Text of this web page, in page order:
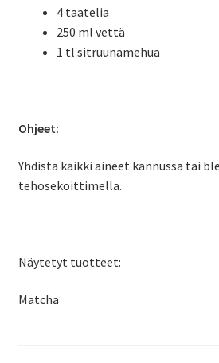
4 taatelia
250 ml vettä
1 tl sitruunamehua
Ohjeet:
Yhdistä kaikki aineet kannussa tai
tehosekoittimella.
Näytetyt tuotteet:
Matcha